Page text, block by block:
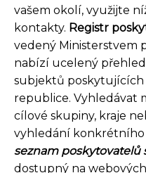
vašem okolí, využijte
kontakty. Registr
vedený Ministerstvem
nabízí ucelený
subjektů poskytujících
republice. Vyhledávat
cílové skupiny, kraje
vyhledání
seznam poskytovatelů
dostupný na